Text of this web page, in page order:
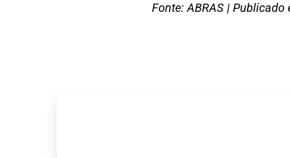
Fonte: ABRAS |